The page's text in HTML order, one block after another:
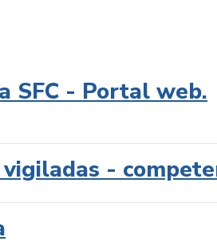
SFC - Portal web.
-